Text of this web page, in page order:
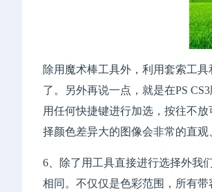
除用魔术棒工具外，利用套索工
了。另外再说一点，就是在PS
用任何快捷键进行加选，按往不
择颜色差异大的图像会非常的直观
6、除了用工具直接进行选择外我
相同。不仅仅是色彩范围，所有